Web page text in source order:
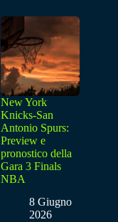
New York
Knicks-San
Antonio Spurs:
Preview e
pronostico della
Gara 3 Finals
NBA
8 Giugno
2026